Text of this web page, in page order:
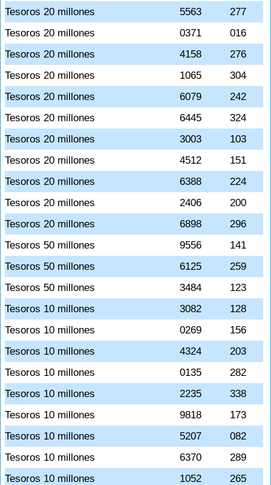
Tesoros 20 millones
5563
277
Tesoros 20 millones
0371
016
Tesoros 20 millones
4158
276
Tesoros 20 millones
1065
304
Tesoros 20 millones
6079
242
Tesoros 20 millones
6445
324
Tesoros 20 millones
3003
103
Tesoros 20 millones
4512
151
Tesoros 20 millones
6388
224
Tesoros 20 millones
2406
200
Tesoros 20 millones
6898
296
Tesoros 50 millones
9556
141
Tesoros 50 millones
6125
259
Tesoros 50 millones
3484
123
Tesoros 10 millones
3082
128
Tesoros 10 millones
0269
156
Tesoros 10 millones
4324
203
Tesoros 10 millones
0135
282
Tesoros 10 millones
2235
338
Tesoros 10 millones
9818
173
Tesoros 10 millones
5207
082
Tesoros 10 millones
6370
289
Tesoros 10 millones
1052
265